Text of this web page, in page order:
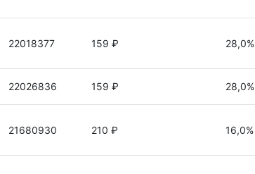
22018377 159 ₽ 28,0%
22026836 159 ₽ 28,0%
21680930 210 ₽ 16,0%